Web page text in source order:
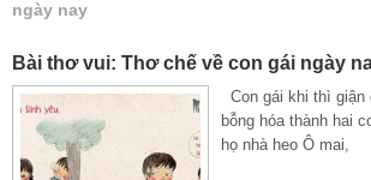
ngày nay
Bài thơ vui: Thơ chế về con gái ngày
Con gái khi thì giận
bỗng hóa thành hai
họ nhà heo Ô mai,